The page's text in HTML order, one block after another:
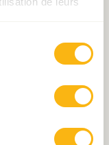
données personnelles